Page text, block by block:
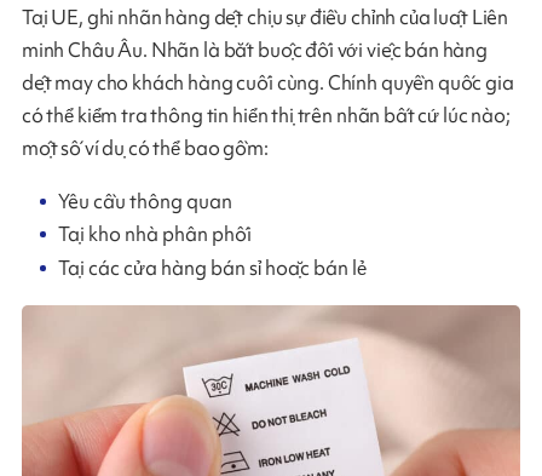
Tại UE, ghi nhãn hàng dệt chịu sự điều chỉnh của luật Liên
minh Châu Âu. Nhãn là bắt buộc đối với việc bán hàng
dệt may cho khách hàng cuối cùng. Chính quyền quốc gia
có thể kiểm tra thông tin hiển thị trên nhãn bất cứ lúc nào;
một số ví dụ có thể bao gồm:
Yêu cầu thông quan
Tại kho nhà phân phối
Tại các cửa hàng bán sỉ hoặc bán lẻ